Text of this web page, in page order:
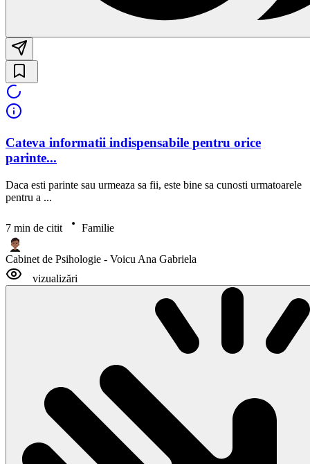
Cateva informatii indispensabile pentru orice
parinte...
Daca esti parinte sau urmeaza sa fii, este bine sa cunosti urmatoarele
pentru a ...
7 min de citit Familie
Cabinet de Psihologie - Voicu Ana Gabriela
vizualizări